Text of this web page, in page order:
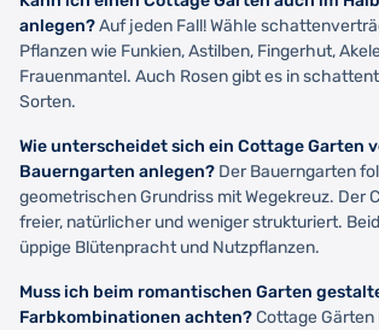
anlegen?Auf jeden Fall! Wähle
Pflanzen wie Funkien, Astilben, Fingerhut,
Frauenmantel. Auch Rosen gibt es in
Sorten.
Wie unterscheidet sich ein Cottage Garten
Bauerngarten anlegen? Der Bauerngarten
geometrischen Grundriss mit Wegekreuz. Der
freier, natürlicher und weniger strukturiert.
üppige Blütenpracht und Nutzpflanzen.
Muss ich beim romantischen Garten
Farbkombinationen achten?Cottage